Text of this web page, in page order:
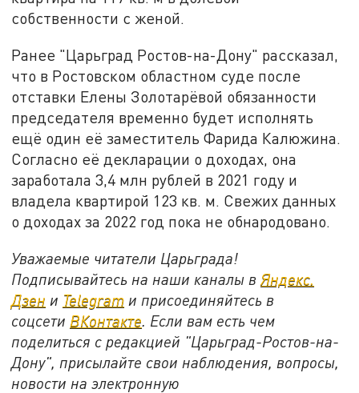
собственности с женой.
Ранее "Царьград Ростов-на-Дону" рассказал,
что в Ростовском областном суде после
отставки Елены Золотарёвой обязанности
председателя временно будет исполнять
ещё один её заместитель Фарида Калюжина.
Согласно её декларации о доходах, она
заработала 3,4 млн рублей в 2021 году и
владела квартирой 123 кв. м. Свежих данных
о доходах за 2022 год пока не обнародовано.
Уважаемые читатели Царьграда!
Подписывайтесь на наши каналы в Яндекс.
Дзен и Telegram и присоединяйтесь в
соцсети ВКонтакте . Если вам есть чем
поделиться с редакцией "Царьград-Ростов-на-
Дону", присылайте свои наблюдения, вопросы,
новости на электронную